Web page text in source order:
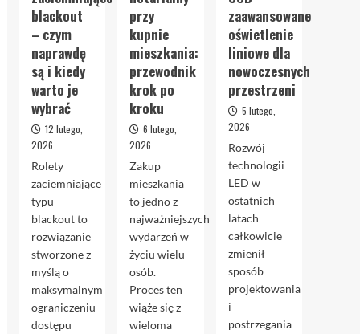
blackout
– czym
naprawdę
są i kiedy
warto je
wybrać
12 lutego,
2026
Rolety
zaciemniające
typu
blackout to
rozwiązanie
stworzone z
myślą o
maksymalnym
ograniczeniu
dostępu
przy
kupnie
mieszkania:
przewodnik
krok po
kroku
6 lutego,
2026
Zakup
mieszkania
to jedno z
najważniejszych
wydarzeń w
życiu wielu
osób.
Proces ten
wiąże się z
wieloma
zaawansowane
oświetlenie
liniowe dla
nowoczesnych
przestrzeni
5 lutego,
2026
Rozwój
technologii
LED w
ostatnich
latach
całkowicie
zmienił
sposób
projektowania
i
postrzegania